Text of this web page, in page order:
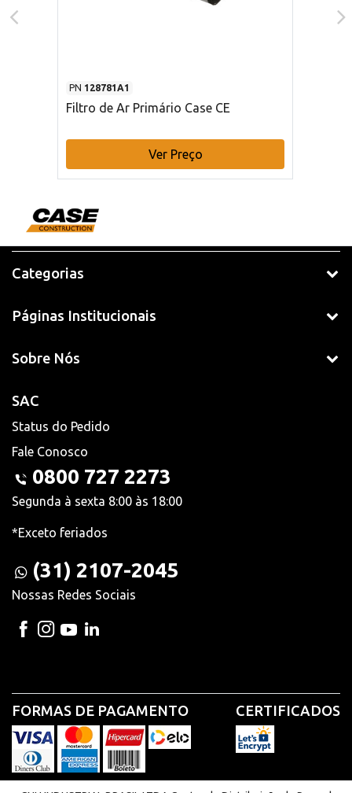
PN 128781A1
Filtro de Ar Primário Case CE
Ver Preço
Categorias
Páginas Institucionais
Sobre Nós
SAC
Status do Pedido
Fale Conosco
0800 727 2273
Segunda à sexta 8:00 às 18:00
*Exceto feriados
(31) 2107-2045
Nossas Redes Sociais
FORMAS DE PAGAMENTO CERTIFICADOS